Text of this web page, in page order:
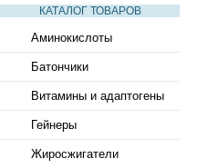
КАТАЛОГ ТОВАРОВ
Аминокислоты
Батончики
Витамины и адаптогены
Гейнеры
Жиросжигатели